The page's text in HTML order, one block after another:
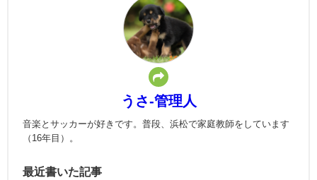
うさ-管理人
音楽とサッカーが好きです。普段、浜松で家庭教師をしています
（16年目）。
最近書いた記事